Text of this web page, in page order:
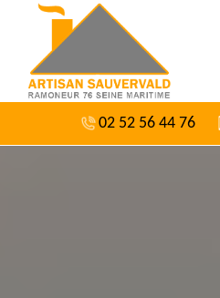
02 52 56 44 76